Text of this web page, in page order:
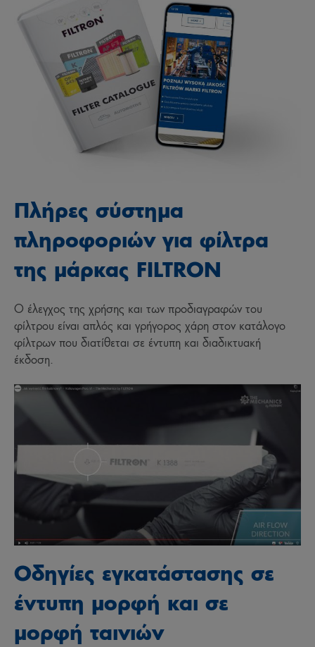
Πλήρες σύστημα
πληροφοριών για φίλτρα
της μάρκας FILTRON
Ο έλεγχος της χρήσης και των προδιαγραφών του
φίλτρου είναι απλός και γρήγορος χάρη στον κατάλογο
φίλτρων που διατίθεται σε έντυπη και διαδικτυακή
έκδοση.
Οδηγίες εγκατάστασης σε
έντυπη μορφή και σε
μορφή ταινιών